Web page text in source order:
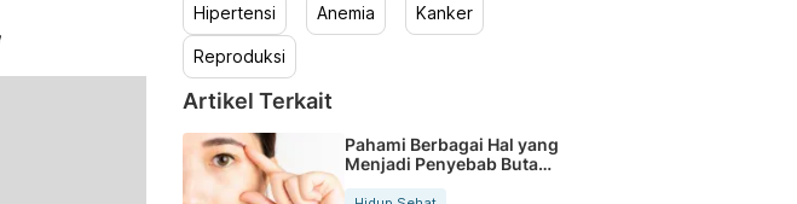
Hipertensi Anemia Kanker
Reproduksi
Artikel Terkait
Pahami Berbagai Hal yang
Menjadi Penyebab Buta